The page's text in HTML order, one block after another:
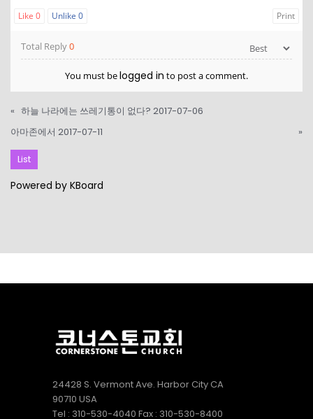
Like 0 Unlike 0 Print
Total Reply0
You must belogged in to post a comment.
« 하늘 나라에는 쓰레기통이 없다? 2017-07-06
아마존에서 2017-07-11
»
List
Powered by KBoard
24428 S. Vermont Ave. Harbor City CA
90710 USA
Tel : 310-530-4040 Fax : 310-530-8400